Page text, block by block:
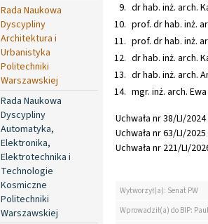
Rada Naukowa
Dyscypliny
Architektura i
Urbanistyka
Politechniki
Warszawskiej
Rada Naukowa
Dyscypliny
Automatyka,
Elektronika,
Elektrotechnika i
Technologie
Kosmiczne
Politechniki
Warszawskiej
dr hab. inż. arch.
prof. dr hab. inż.
prof. dr hab. inż.
dr hab. inż. arch.
dr hab. inż. arch.
mgr. inż. arch.
Uchwała nr 38/LI/
Uchwała nr 63/LI/
Uchwała nr 221/LI/
Wytworzył(a): Senat PW
Wprowadził(a) do BIP: